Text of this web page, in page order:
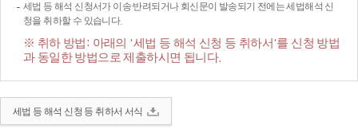
세법 등 해석 신청서가 이송·반려되거나 회신문이 발송되기 전에는 세법해석 신
청을 취하할 수 있습니다.
※ 취하 방법: 아래의 '세법 등 해석 신청 등 취하서'를 신청 방법
과 동일한 방법으로 제출하시면 됩니다.
세법 등 해석 신청 등 취하서 서식